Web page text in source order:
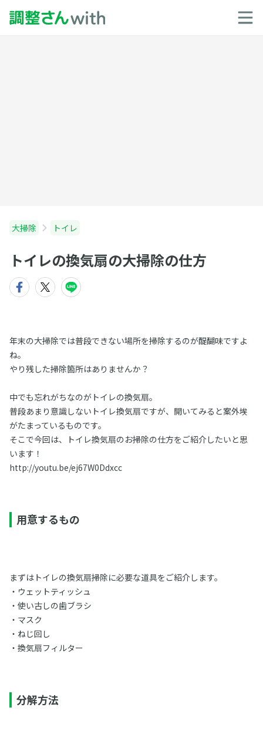
大掃除 トイレ
トイレの換気扇の大掃除の仕方
年末の大掃除では普段できない場所を掃除するのが醍醐味ですよ
ね。
やり残した掃除箇所はありませんか？
中でも忘れがちなのがトイレの換気扇。
普段あまり意識しないトイレ換気扇ですが、開いてみると案外埃
がたまっているものです。
そこで今回は、トイレ換気扇のお掃除の仕方をご紹介したいと思
います！
http://youtu.be/ej67W0Ddxcc
用意するもの
まずはトイレの換気扇掃除に必要な道具をご紹介します。
・ウェットティッシュ
・使い古しの歯ブラシ
・マスク
・ねじ回し
・換気扇フィルター
分解方法